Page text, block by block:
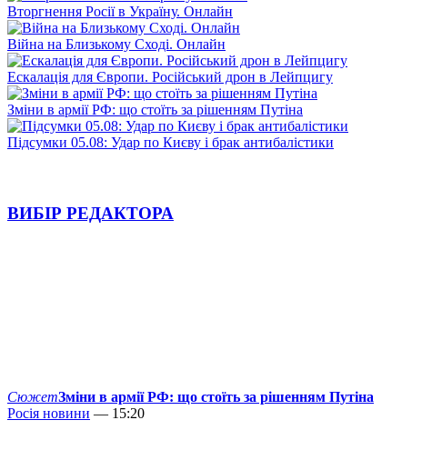
Вторгнення Росії в Україну. Онлайн
Війна на Близькому Сході. Онлайн
Ескалація для Європи. Російський дрон в Лейпцигу
Зміни в армії РФ: що стоїть за рішенням Путіна
Підсумки 05.08: Удар по Києву і брак антибалістики
ВИБІР РЕДАКТОРА
СюжетЗміни в армії РФ: що стоїть за рішенням Путіна
Росія новини — 15:20